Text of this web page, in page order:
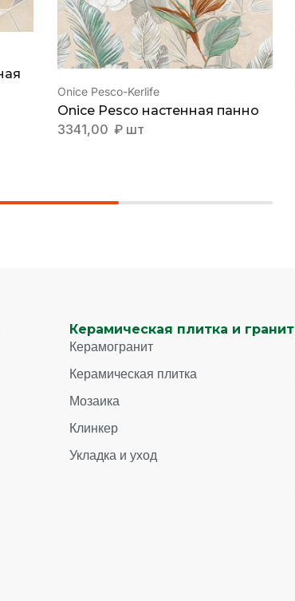
Onice Pesco-Kerlife
Onice Pesco настенная панно
3341,00 ₽ шт
Керамическая плитка и гранит
Керамогранит
Керамическая плитка
Мозаика
Клинкер
Укладка и уход